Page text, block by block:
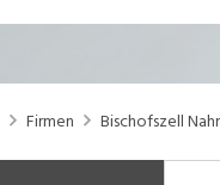
Firmen Bischofszell